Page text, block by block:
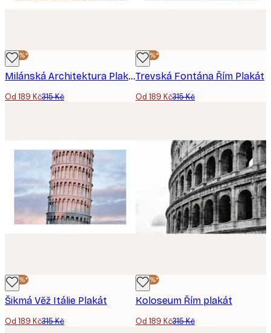
-40%*
Milánská Architektura Plakát
Od 189 Kč315 Kč
-40%*
Trevská Fontána Řím Plakát
Od 189 Kč315 Kč
-40%*
Šikmá Věž Itálie Plakát
Od 189 Kč315 Kč
-40%*
Koloseum Řím plakát
Od 189 Kč315 Kč